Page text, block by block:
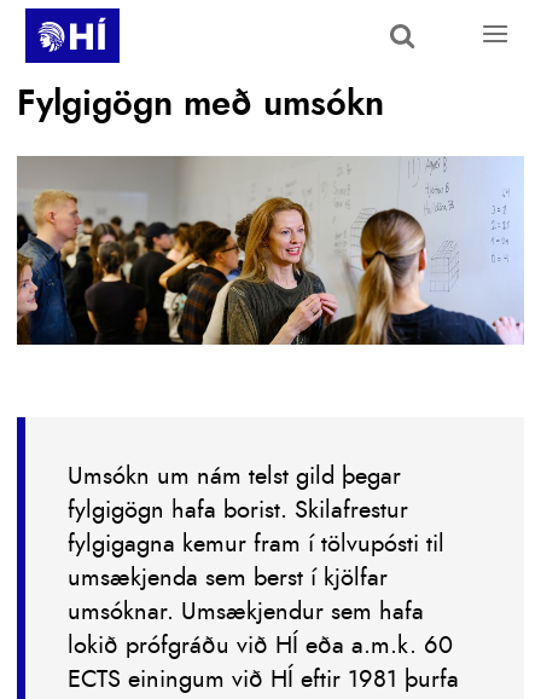
Skip to main content
Fylgigögn með umsókn
Umsókn um nám telst gild þegar
fylgigögn hafa borist. Skilafrestur
fylgigagna kemur fram í tölvupósti til
umsækjenda sem berst í kjölfar
umsóknar. Umsækjendur sem hafa
lokið prófgráðu við HÍ eða a.m.k. 60
ECTS einingum við HÍ eftir 1981 þurfa